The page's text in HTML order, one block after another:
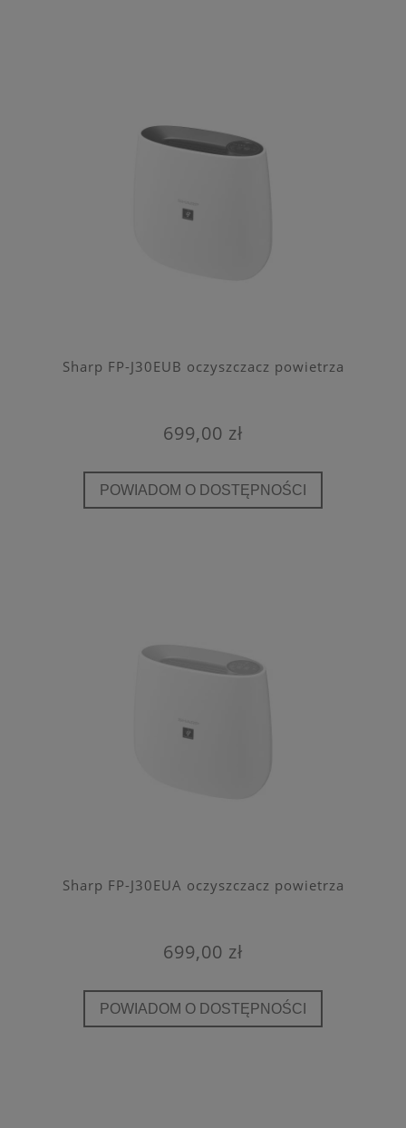
Sharp FP-J30EUB oczyszczacz powietrza
699,00 zł
POWIADOM O DOSTĘPNOŚCI
Sharp FP-J30EUA oczyszczacz powietrza
699,00 zł
POWIADOM O DOSTĘPNOŚCI